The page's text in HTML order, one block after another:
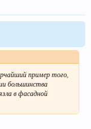
пример того,
большинства
в фасадной